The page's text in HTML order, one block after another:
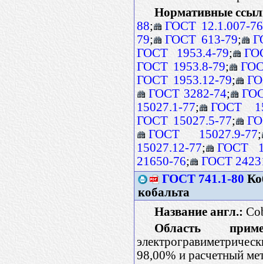
Нормативные
88;
ГОСТ 12.1.007-76
79; ГОСТ 613-79;
ГОСТ 1953.4-79;
ГОСТ 1953.8-79;
ГОСТ 1953.12-79;
ГОСТ 3282-74;
15027.1-77;
ГОСТ
ГОСТ 15027.5-77;
ГОСТ 15027.9-77;
15027.12-77;
ГОСТ
21650-76;
ГОСТ
ГОСТ 741.1-80
кобальта
Название англ.:
Область
98,00% и расчетный